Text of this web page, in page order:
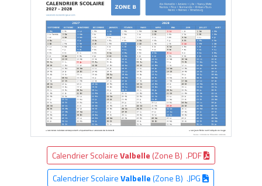
Calendrier ScolaireValbelle (Zone B) .PDF
Calendrier ScolaireValbelle(Zone B) .JPG